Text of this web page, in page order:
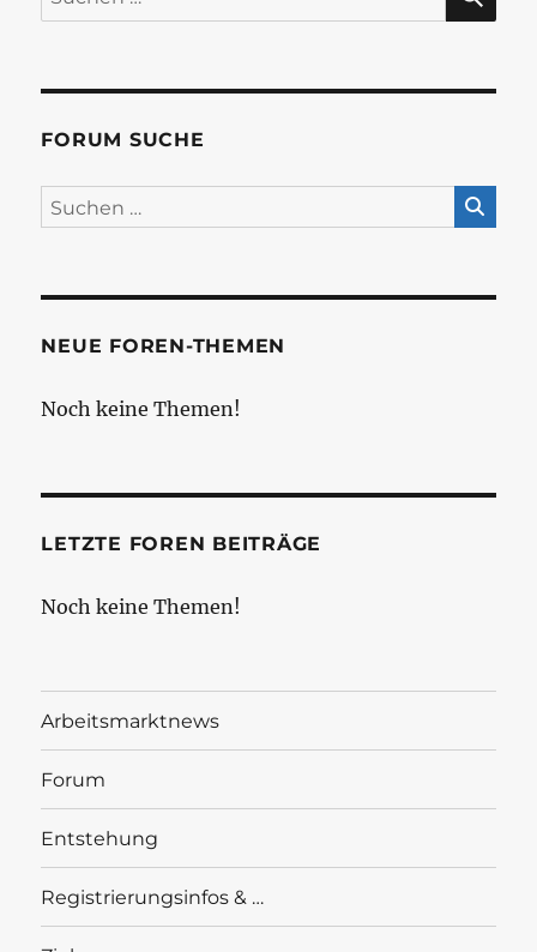
nach:
FORUM SUCHE
NEUE FOREN-THEMEN
Noch keine Themen!
LETZTE FOREN BEITRÄGE
Noch keine Themen!
Arbeitsmarktnews
Forum
Entstehung
Registrierungsinfos & …